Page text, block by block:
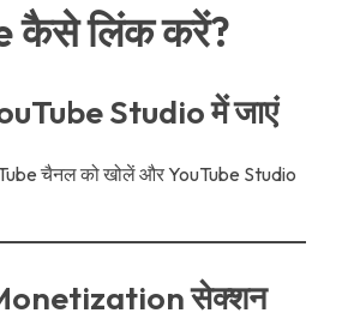
कैसे लिंक करें?
Studio में जाएं
चैनल को खोलें और YouTube Studio
सेक्शन